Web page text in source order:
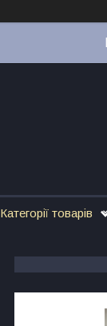
Категорії товарів